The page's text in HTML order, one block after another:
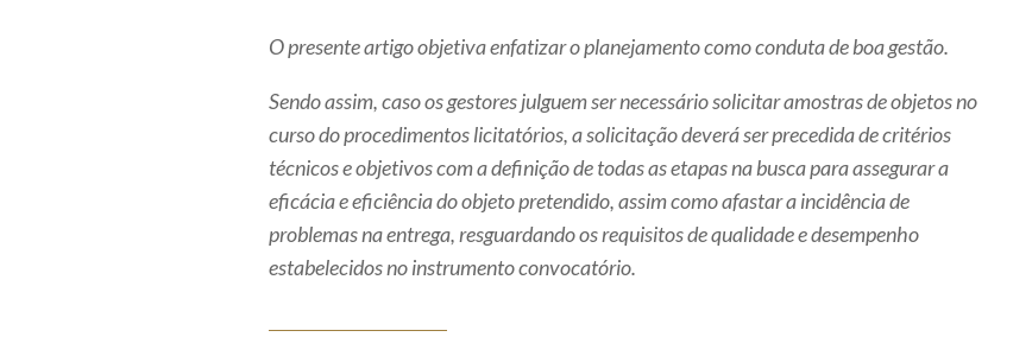
O presente artigo objetiva enfatizar o planejamento como conduta de boa gestão.
Sendo assim, caso os gestores julguem ser necessário solicitar amostras de objetos no
curso do procedimentos licitatórios, a solicitação deverá ser precedida de critérios
técnicos e objetivos com a definição de todas as etapas na busca para assegurar a
eficácia e eficiência do objeto pretendido, assim como afastar a incidência de
problemas na entrega, resguardando os requisitos de qualidade e desempenho
estabelecidos no instrumento convocatório.